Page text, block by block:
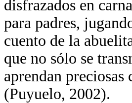
disfrazados en
para padres,
cuento de la
que no sólo se
aprendan preciosas
(Puyuelo, 2002).